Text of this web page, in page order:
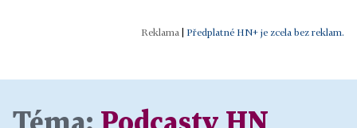
| Předplatné HN+ je zcela bez reklam.